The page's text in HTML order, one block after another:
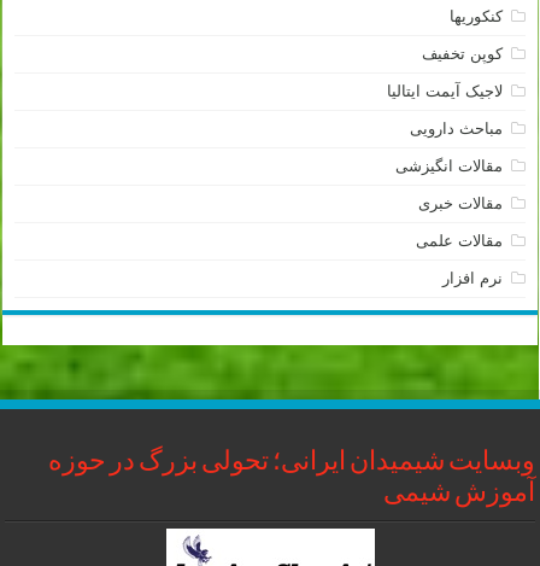
کنکوریها
کوپن تخفیف
لاجیک آیمت ایتالیا
مباحث دارویی
مقالات انگیزشی
مقالات خبری
مقالات علمی
نرم افزار
وبسایت شیمیدان ایرانی؛ تحولی بزرگ در حوزه
آموزش شیمی